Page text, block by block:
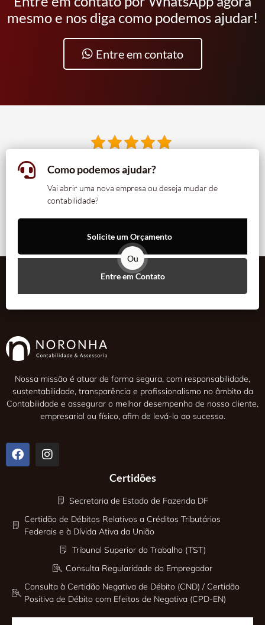
mesmo e nos diga como podemos ajudar!
Entre em contato
Como podemos ajudar?
Vai abrir uma nova empresa ou deseja mudar de
contabilidade?
Solicite um Orçamento
Ou
Entre em Contato
Nossa missão é atuar de forma segura, com responsabilidade,
sustentabilidade, transparência e profissionalismo no âmbito da
Contabilidade e assegurar o melhor desempenho de nosso cliente,
empresarial ou físico, afim de levá-lo ao sucesso.
Certidões
Secretaria de Estado de Fazenda DF
Certidão de Débitos Relativos a Créditos Tributários
Federais e à Dívida Ativa da União
Tribunal Superior do Trabalho (TST)
Consulta Regularidade do Empregador
Consulta à Certidão Negativa de Débito (CND) / Certidão
Positiva de Débito com Efeitos de Negativa (CPD-EN)